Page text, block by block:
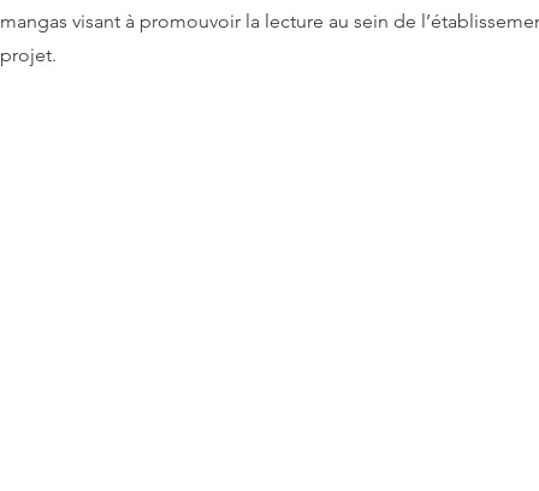
mangas visant à promouvoir la lecture au sein de
projet.